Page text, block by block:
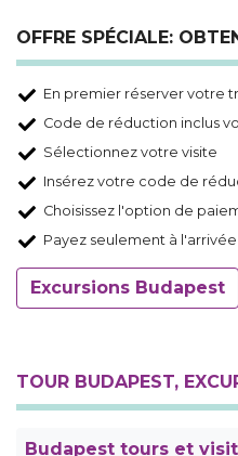
OFFRE SPÉCIALE:
En premier réserver votre
Code de réduction inclus
Sélectionnez votre visite
Insérez votre code de
Choisissez l'option de
Payez seulement à l'arrivée
Excursions Budapest
TOUR BUDAPEST,
Budapest tours et